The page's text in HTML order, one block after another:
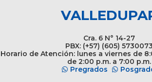
Cra. 6 N° 14-27
PBX: (+57) (605) 5730073
Horario de Atención: lunes a viernes de
de 2:00 p.m. a 7:00 p.m.
Pregrados